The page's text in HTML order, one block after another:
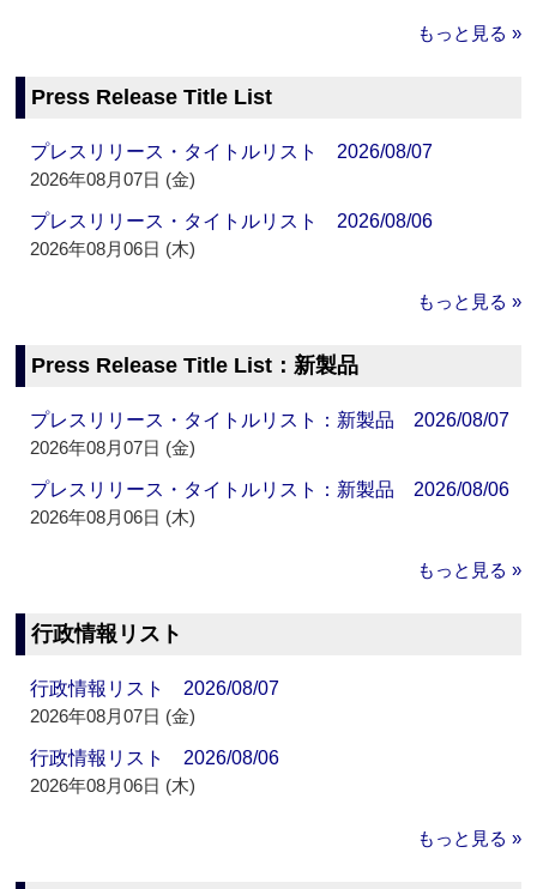
もっと見る »
Press Release Title List
プレスリリース・タイトルリスト 2026/08/07
2026年08月07日 (金)
プレスリリース・タイトルリスト 2026/08/06
2026年08月06日 (木)
もっと見る »
Press Release Title List：新製品
プレスリリース・タイトルリスト：新製品 2026/08/07
2026年08月07日 (金)
プレスリリース・タイトルリスト：新製品 2026/08/06
2026年08月06日 (木)
もっと見る »
行政情報リスト
行政情報リスト 2026/08/07
2026年08月07日 (金)
行政情報リスト 2026/08/06
2026年08月06日 (木)
もっと見る »